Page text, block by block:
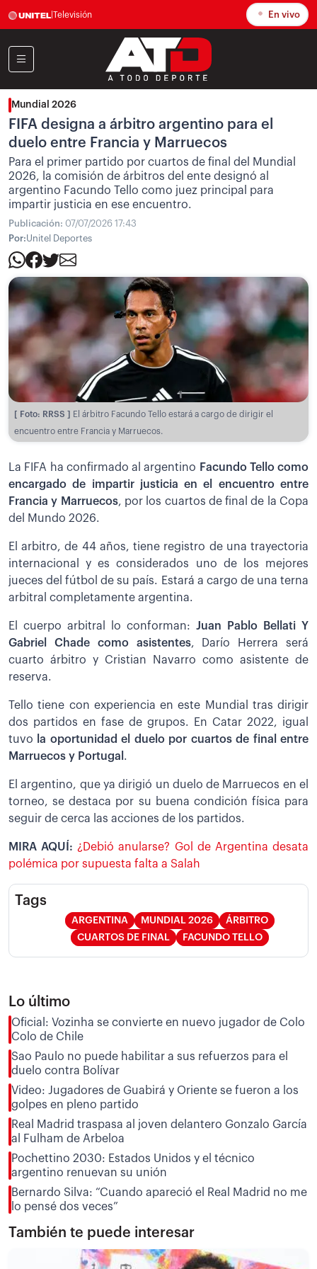
Televisión En vivo
Mundial 2026
FIFA designa a árbitro argentino para el
duelo entre Francia y Marruecos
Para el primer partido por cuartos de final del Mundial
2026, la comisión de árbitros del ente designó al
argentino Facundo Tello como juez principal para
impartir justicia en ese encuentro.
Publicación: 07/07/2026 17:43
Por:Unitel Deportes
[ Foto: RRSS ]
El árbitro Facundo Tello estará a cargo de dirigir el
encuentro entre Francia y Marruecos.
La FIFA ha confirmado al argentino Facundo Tello como
encargado de impartir justicia en el encuentro entre
Francia y Marruecos, por los cuartos de final de la Copa
del Mundo 2026.
El arbitro, de 44 años, tiene registro de una trayectoria
internacional y es considerados uno de los mejores
jueces del fútbol de su país. Estará a cargo de una terna
arbitral completamente argentina.
El cuerpo arbitral lo conforman: Juan Pablo Bellati Y
Gabriel Chadecomo asistentes, Darío Herrera será
cuarto árbitro y Cristian Navarro como asistente de
reserva.
Tello tiene con experiencia en este Mundial tras dirigir
dos partidos en fase de grupos. En Catar 2022, igual
tuvo
la oportunidad el duelo por cuartos de final entre
Marruecos y Portugal .
El argentino, que ya dirigió un duelo de Marruecos en el
torneo, se destaca por su buena condición física para
seguir de cerca las acciones de los partidos.
MIRA AQUÍ: ¿Debió anularse? Gol de Argentina desata
polémica por supuesta falta a Salah
Tags
ARGENTINA MUNDIAL 2026
ÁRBITRO
CUARTOS DE FINAL
FACUNDO TELLO
Lo último
Oficial: Vozinha se convierte en nuevo jugador de Colo
Colo de Chile
Sao Paulo no puede habilitar a sus refuerzos para el
duelo contra Bolívar
Video: Jugadores de Guabirá y Oriente se fueron a los
golpes en pleno partido
Real Madrid traspasa al joven delantero Gonzalo García
al Fulham de Arbeloa
Pochettino 2030: Estados Unidos y el técnico
argentino renuevan su unión
Bernardo Silva: “Cuando apareció el Real Madrid no me
lo pensé dos veces”
También te puede interesar